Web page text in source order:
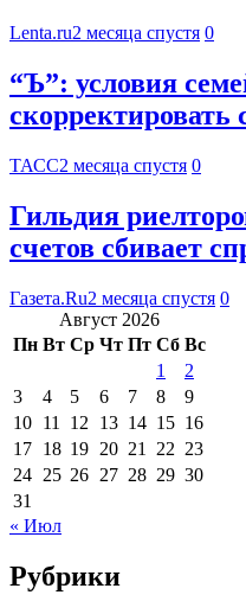
Lenta.ru2 месяца спустя 0
“Ъ”: условия
скорректировать
ТАСС2 месяца спустя 0
Гильдия
счетов сбивает
Газета.Ru2 месяца спустя 0
Август 2026
Пн Вт Ср Чт Пт Сб Вс
1
2
3
4 5 6 7 8
9
10 11 12 13 14 15 16
17 18 19 20 21 22 23
24 25 26 27 28 29 30
31
« Июл
Рубрики